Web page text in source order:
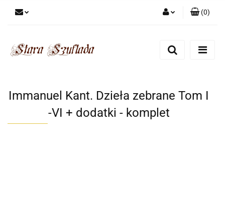
Zarejestruj się
(0)
Immanuel Kant. Dzieła zebrane Tom I
-VI + dodatki - komplet